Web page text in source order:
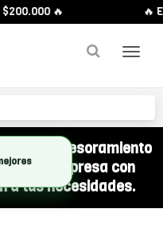
🔥 🔥
recibí asesoramiento
a tu empresa con
a tus necesidades.